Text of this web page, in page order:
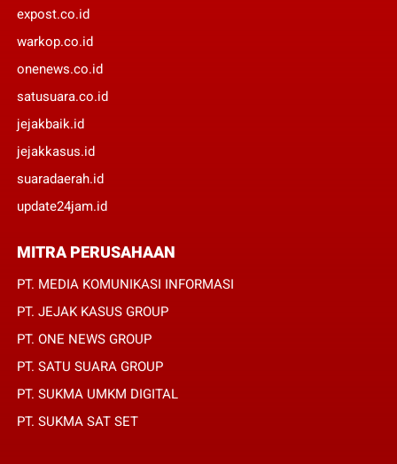
expost.co.id
warkop.co.id
onenews.co.id
satusuara.co.id
jejakbaik.id
jejakkasus.id
suaradaerah.id
update24jam.id
MITRA PERUSAHAAN
PT. MEDIA KOMUNIKASI INFORMASI
PT. JEJAK KASUS GROUP
PT. ONE NEWS GROUP
PT. SATU SUARA GROUP
PT. SUKMA UMKM DIGITAL
PT. SUKMA SAT SET